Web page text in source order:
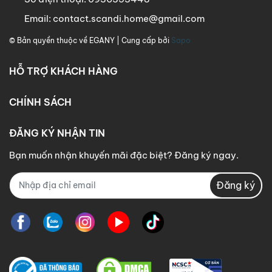
Email: contact.scandi.home@gmail.com
© Bản quyền thuộc về EGANY | Cung cấp bởi Sapo
HỖ TRỢ KHÁCH HÀNG
CHÍNH SÁCH
ĐĂNG KÝ NHẬN TIN
Bạn muốn nhận khuyến mãi đặc biệt? Đăng ký ngay.
Đăng ký